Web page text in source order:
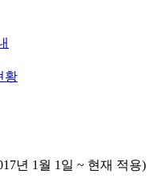
황
년 1월 1일 ~ 현재 적용)